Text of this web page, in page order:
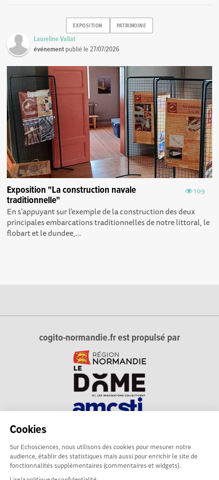
Cookies
Sur Echosciences, nous utilisons des cookies pour mesurer notre
audience, établir des statistiques mais aussi pour enrichir le site de
fonctionnalités supplémentaires (commentaires et widgets).
EXPOSITION PATRIMOINE
Laureline Vallat
événement publié le27/07/2026
109
Exposition "La construction navale
traditionnelle"
En s'appuyant sur l'exemple de la construction des deux
principales embarcations traditionnelles de notre littoral, le
flobart et le dundee,...
cogito-normandie.fr est propulsé par
technique et du dialogue science-société en Normandie.
cogito-normandie.fr est membre du réseau Echosciences
France animé par l'Amcsti.